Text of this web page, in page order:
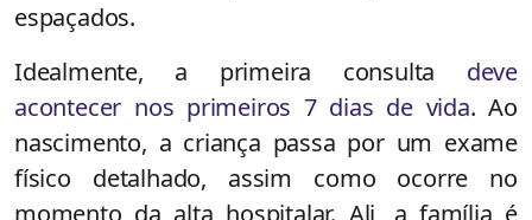
espaçados.
Idealmente, a primeira consulta deve
acontecer nos primeiros 7 dias de vida. Ao
nascimento, a criança passa por um exame
físico detalhado, assim como ocorre no